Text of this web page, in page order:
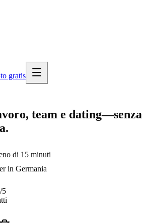
gratis
team e dating—senza
di 15 minuti
in Germania
5